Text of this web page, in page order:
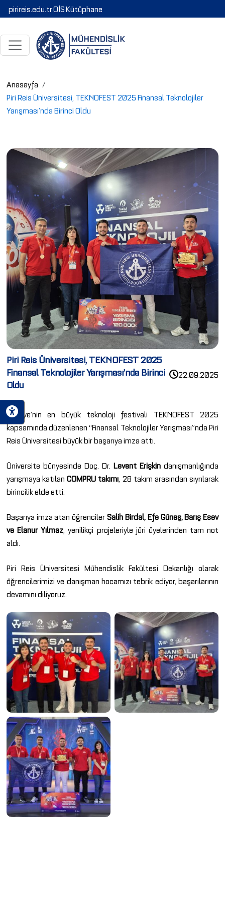
pirireis.edu.trOİSKütüphane
Anasayfa
Piri Reis Üniversitesi, TEKNOFEST 2025 Finansal Teknolojiler
Yarışması’nda Birinci Oldu
Piri Reis Üniversitesi, TEKNOFEST 2025
Finansal Teknolojiler Yarışması’nda Birinci
Oldu
22.09.2025
Türkiye’nin en büyük teknoloji festivali TEKNOFEST 2025
kapsamında düzenlenen “Finansal Teknolojiler Yarışması”nda Piri
Reis Üniversitesi büyük bir başarıya imza attı.
Üniversite bünyesinde Doç. Dr.Levent Erişkin danışmanlığında
yarışmaya katılanCOMPRU takımı, 28 takım arasından sıyrılarak
birincilik elde etti.
Başarıya imza atan öğrencilerSalih Birdal, Efe Güneş, Barış Esev
ve Elanur Yılmaz, yenilikçi projeleriyle jüri üyelerinden tam not
aldı.
Piri Reis Üniversitesi Mühendislik Fakültesi Dekanlığı olarak
öğrencilerimizi ve danışman hocamızı tebrik ediyor, başarılarının
devamını diliyoruz.